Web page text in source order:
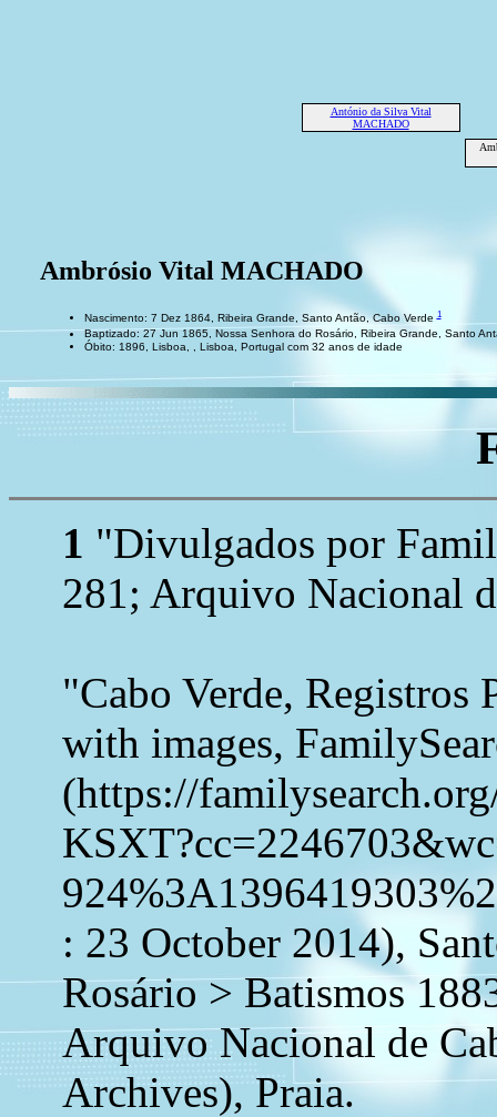
António da Silva Vital
MACHADO
Ambrósio Vital MACHADO
Nascimento: 7 Dez 1864, Ribeira Grande, Santo Antão, Cabo Verde1
Baptizado: 27 Jun 1865, Nossa Senhora do Rosário, Ribeira Grande, Santo
Óbito: 1896, Lisboa, , Lisboa, Portugal com 32 anos de idade
1 "Divulgados por
281; Arquivo Nacional
"Cabo Verde, Registros
with images,
(https://
: 23 October 2014),
Rosário > Batismos
Arquivo Nacional de
Archives), Praia.